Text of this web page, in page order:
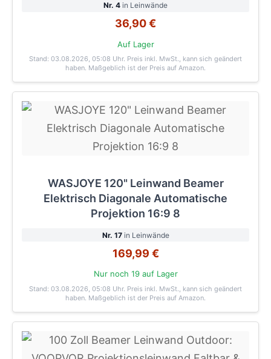
Nr. 4 in Leinwände
36,90 €
Auf Lager
Stand: 03.08.2026, 05:08 Uhr. Preis inkl. MwSt., kann sich geändert
haben. Maßgeblich ist der Preis auf Amazon.
WASJOYE 120" Leinwand Beamer
Elektrisch Diagonale Automatische
Projektion 16:9 8
Nr. 17in Leinwände
169,99 €
Nur noch 19 auf Lager
Stand: 03.08.2026, 05:08 Uhr. Preis inkl. MwSt., kann sich geändert
haben. Maßgeblich ist der Preis auf Amazon.